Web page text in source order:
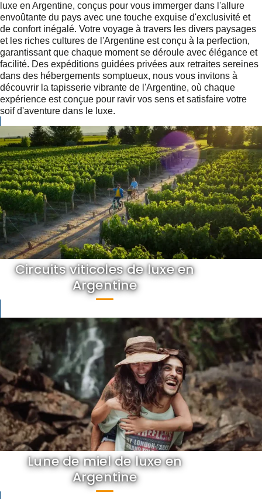
luxe en Argentine, conçus pour vous immerger dans l'allure
envoûtante du pays avec une touche exquise d'exclusivité et
de confort inégalé. Votre voyage à travers les divers paysages
et les riches cultures de l'Argentine est conçu à la perfection,
garantissant que chaque moment se déroule avec élégance et
facilité. Des expéditions guidées privées aux retraites sereines
dans des hébergements somptueux, nous vous invitons à
découvrir la tapisserie vibrante de l'Argentine, où chaque
expérience est conçue pour ravir vos sens et satisfaire votre
soif d'aventure dans le luxe.
Circuits viticoles de luxe en
Argentine
Lune de miel de luxe en
Argentine